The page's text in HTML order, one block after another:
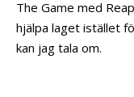
The Game med
hjälpa laget istället
kan jag tala om.